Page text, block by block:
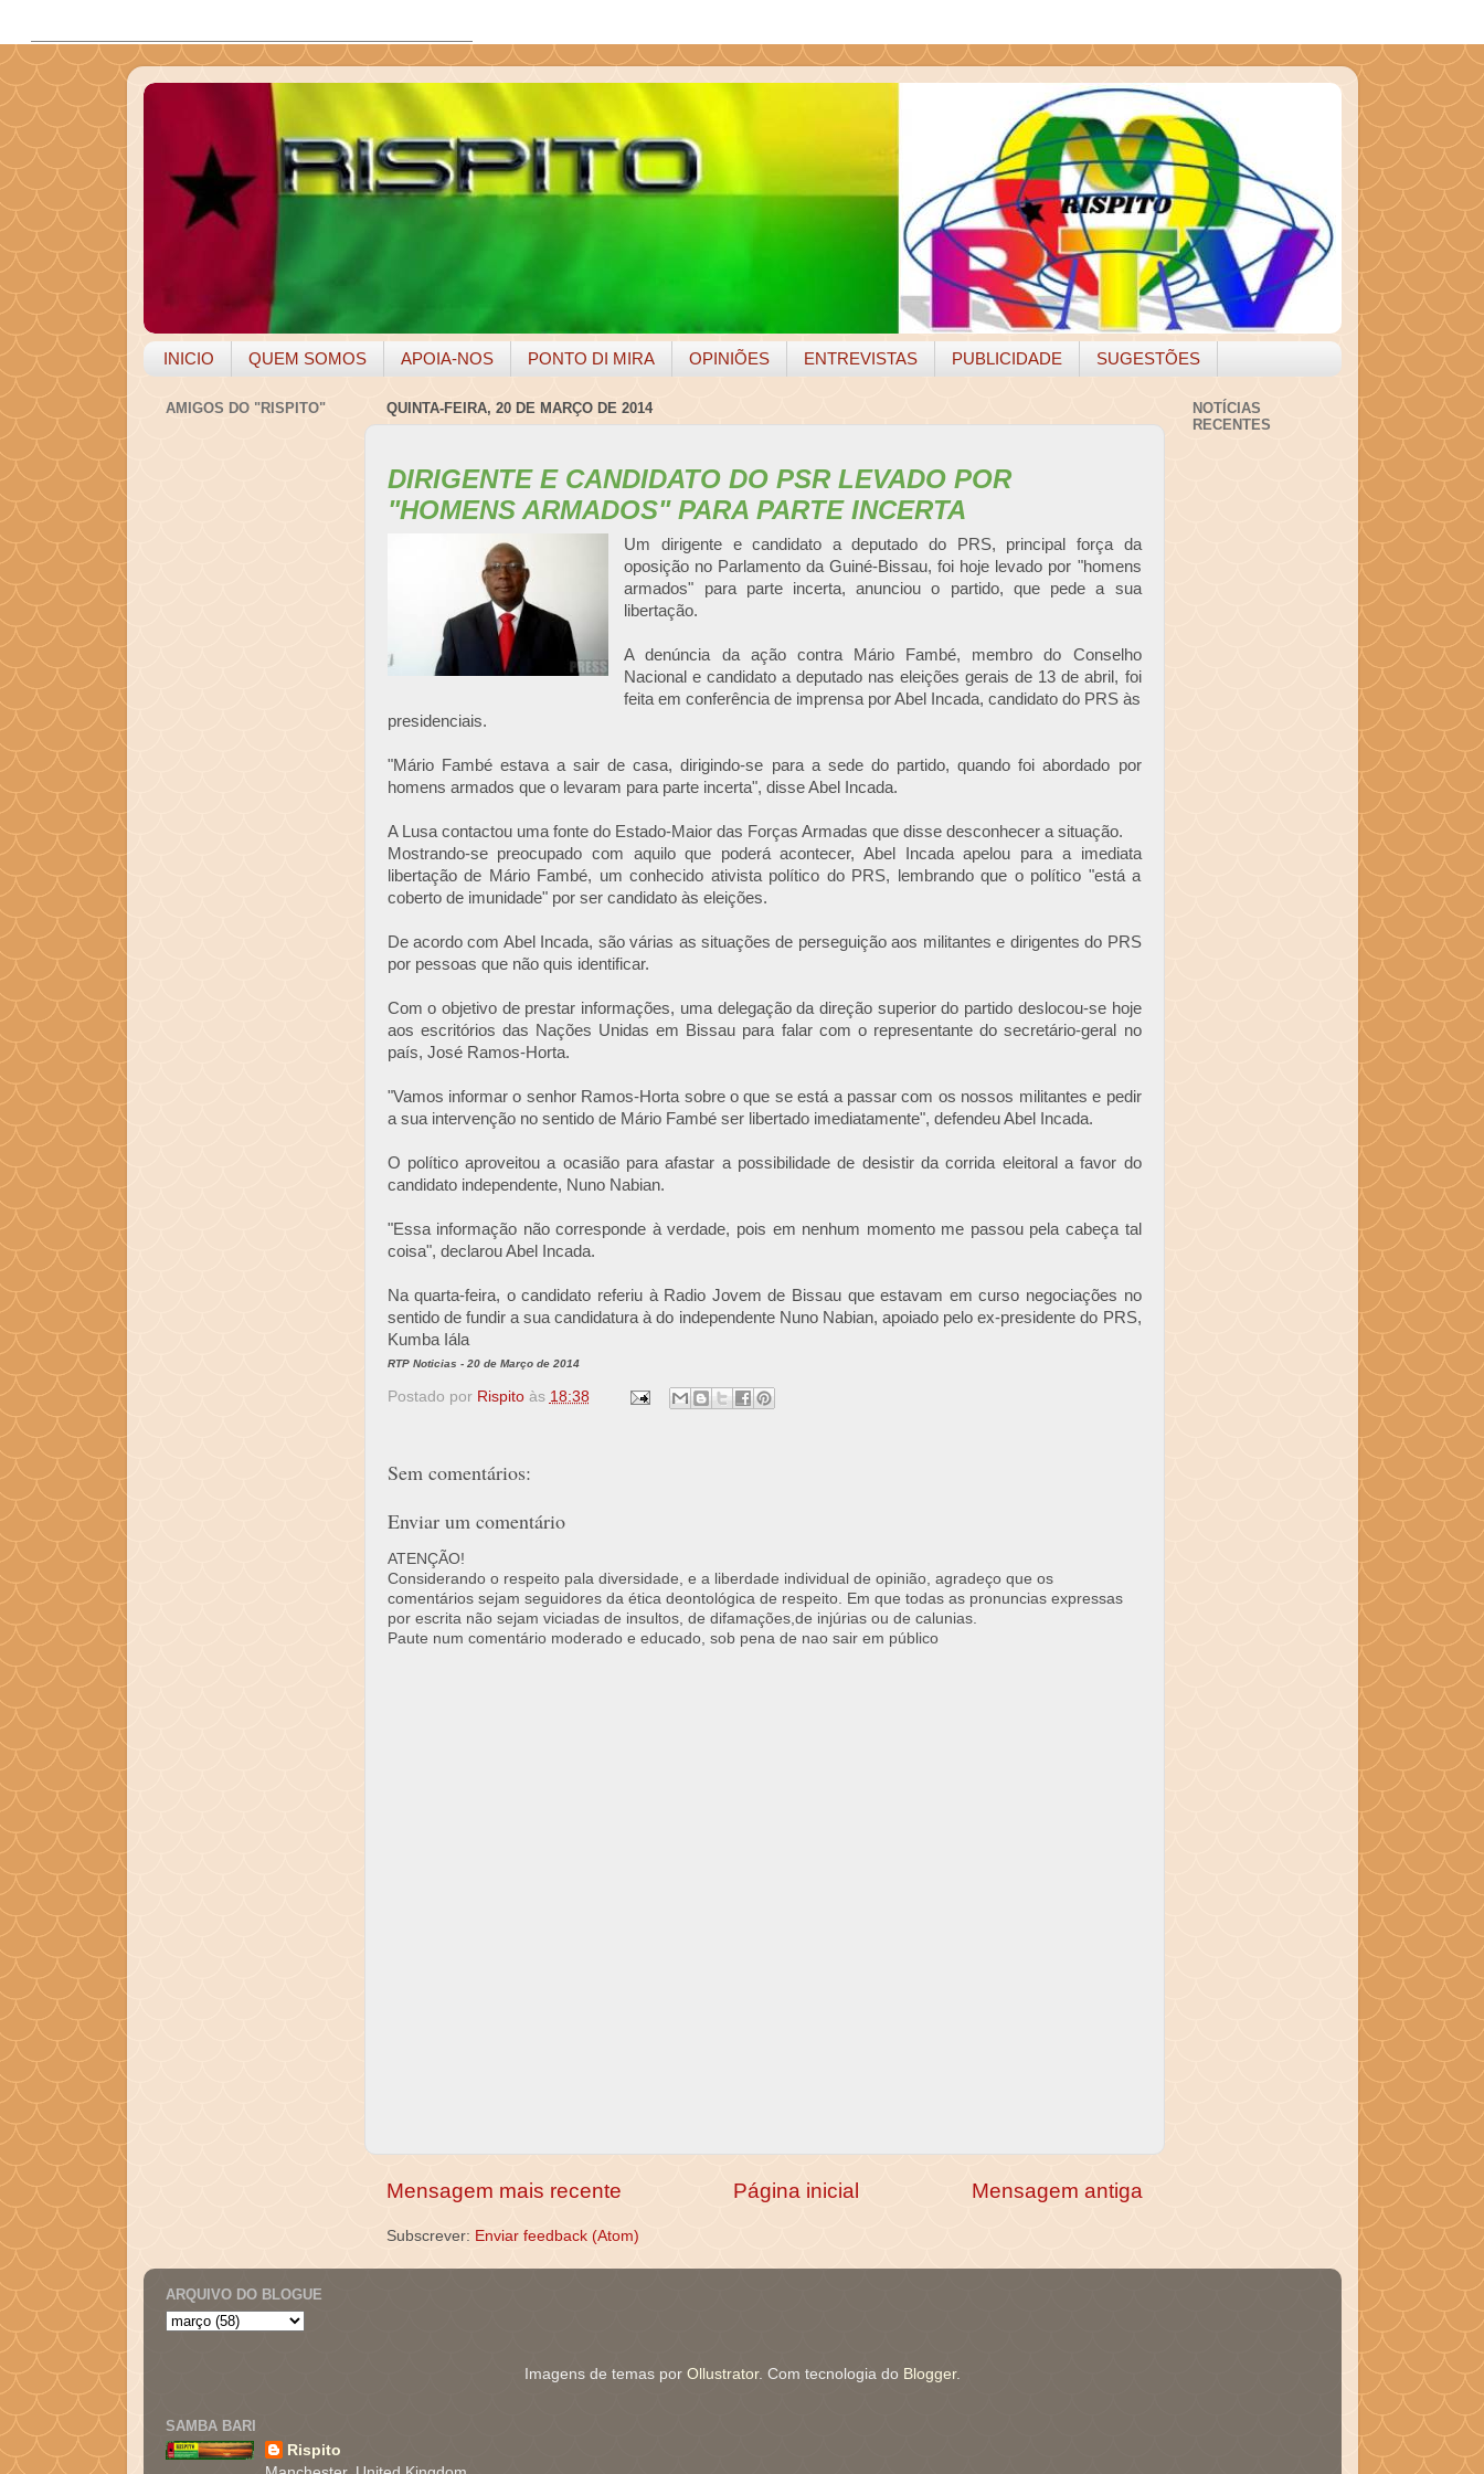
INICIO QUEM SOMOS APOIA-NOS PONTO DI MIRA OPINIÕES ENTREVISTAS PUBLICIDADE SUGESTÕES
QUINTA-FEIRA, 20 DE MARÇO DE 2014
DIRIGENTE E CANDIDATO DO PSR LEVADO POR
"HOMENS ARMADOS" PARA PARTE INCERTA
Um dirigente e candidato a deputado do PRS, principal força da
oposição no Parlamento da Guiné-Bissau, foi hoje levado por "homens
armados" para parte incerta, anunciou o partido, que pede a sua
libertação.
A denúncia da ação contra Mário Fambé, membro do Conselho
Nacional e candidato a deputado nas eleições gerais de 13 de abril, foi
feita em conferência de imprensa por Abel Incada, candidato do PRS às
presidenciais.
"Mário Fambé estava a sair de casa, dirigindo-se para a sede do partido, quando foi abordado por
homens armados que o levaram para parte incerta", disse Abel Incada.
A Lusa contactou uma fonte do Estado-Maior das Forças Armadas que disse desconhecer a situação.
Mostrando-se preocupado com aquilo que poderá acontecer, Abel Incada apelou para a imediata
libertação de Mário Fambé, um conhecido ativista político do PRS, lembrando que o político "está a
coberto de imunidade" por ser candidato às eleições.
De acordo com Abel Incada, são várias as situações de perseguição aos militantes e dirigentes do PRS
por pessoas que não quis identificar.
Com o objetivo de prestar informações, uma delegação da direção superior do partido deslocou-se hoje
aos escritórios das Nações Unidas em Bissau para falar com o representante do secretário-geral no
país, José Ramos-Horta.
"Vamos informar o senhor Ramos-Horta sobre o que se está a passar com os nossos militantes e pedir
a sua intervenção no sentido de Mário Fambé ser libertado imediatamente", defendeu Abel Incada.
O político aproveitou a ocasião para afastar a possibilidade de desistir da corrida eleitoral a favor do
candidato independente, Nuno Nabian.
"Essa informação não corresponde à verdade, pois em nenhum momento me passou pela cabeça tal
coisa", declarou Abel Incada.
Na quarta-feira, o candidato referiu à Radio Jovem de Bissau que estavam em curso negociações no
sentido de fundir a sua candidatura à do independente Nuno Nabian, apoiado pelo ex-presidente do PRS,
Kumba Iála
RTP Noticias - 20 de Março de 2014
Postado por Rispito às 18:38
Sem comentários:
Enviar um comentário
ATENÇÃO!
Considerando o respeito pala diversidade, e a liberdade individual de opinião, agradeço que os
comentários sejam seguidores da ética deontológica de respeito. Em que todas as pronuncias expressas
por escrita não sejam viciadas de insultos, de difamações,de injúrias ou de calunias.
Paute num comentário moderado e educado, sob pena de nao sair em público
Mensagem mais recente Mensagem antiga
Página inicial
Subscrever: Enviar feedback (Atom)
AMIGOS DO "RISPITO"
NOTÍCIAS
RECENTES
ARQUIVO DO BLOGUE
Imagens de temas por Ollustrator. Com tecnologia do Blogger.
SAMBA BARI
Rispito